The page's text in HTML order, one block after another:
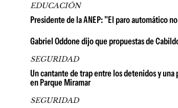
EDUCACIÓN
Presidente de la ANEP: "El paro automático
Gabriel Oddone dijo que propuestas de
SEGURIDAD
Un cantante de trap entre los detenidos y
en Parque Miramar
SEGURIDAD